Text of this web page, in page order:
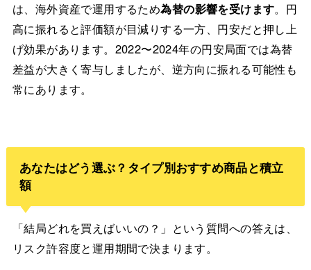
は、海外資産で運用するため為替の影響を受けます。円
高に振れると評価額が目減りする一方、円安だと押し上
げ効果があります。2022〜2024年の円安局面では為替
差益が大きく寄与しましたが、逆方向に振れる可能性も
常にあります。
あなたはどう選ぶ？タイプ別おすすめ商品と積立
額
「結局どれを買えばいいの？」という質問への答えは、
リスク許容度と運用期間で決まります。